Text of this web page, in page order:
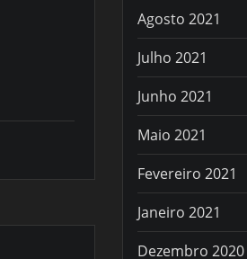
Agosto 2021
Julho 2021
Junho 2021
Maio 2021
Fevereiro 2021
Janeiro 2021
Dezembro 2020